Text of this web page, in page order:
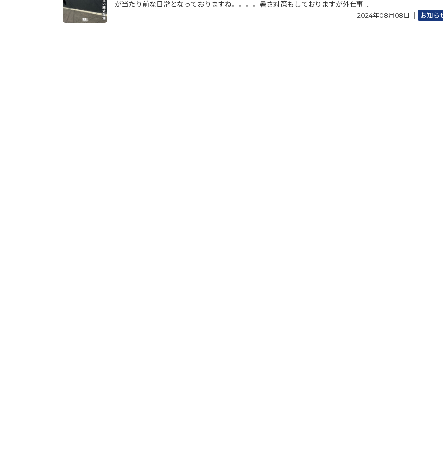
が当たり前な日常となっておりますね。。。。暑さ対策もしておりますが外仕事 ...
2024年08月08日 お知ら